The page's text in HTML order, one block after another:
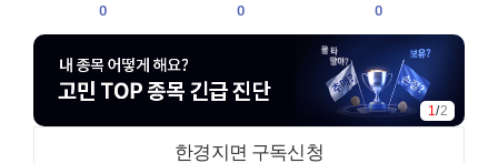
0
0
0
1/2
한경지면 구독신청